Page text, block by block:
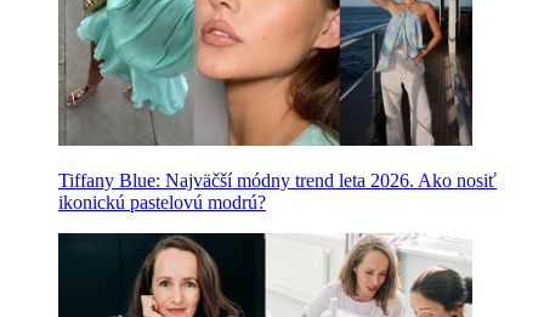
Tiffany Blue: Najväčší módny trend leta 2026. Ako nosiť
ikonickú pastelovú modrú?